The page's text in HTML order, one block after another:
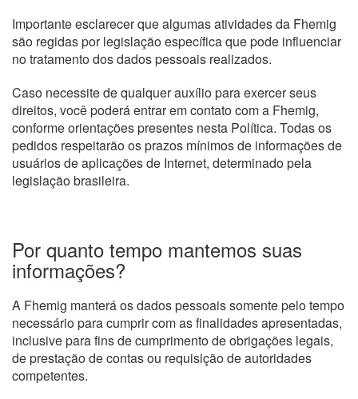
Importante esclarecer que algumas atividades da Fhemig
são regidas por legislação específica que pode influenciar
no tratamento dos dados pessoais realizados.
Caso necessite de qualquer auxílio para exercer seus
direitos, você poderá entrar em contato com a Fhemig,
conforme orientações presentes nesta Política. Todas os
pedidos respeitarão os prazos mínimos de informações de
usuários de aplicações de Internet, determinado pela
legislação brasileira.
Por quanto tempo mantemos suas
informações?
A Fhemig manterá os dados pessoais somente pelo tempo
necessário para cumprir com as finalidades apresentadas,
inclusive para fins de cumprimento de obrigações legais,
de prestação de contas ou requisição de autoridades
competentes.